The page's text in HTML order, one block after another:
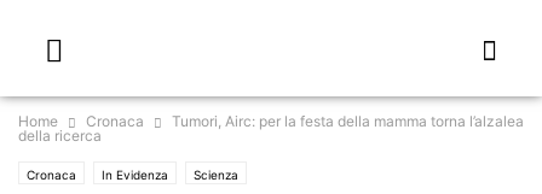
Home Cronaca
Tumori, Airc: per la festa della mamma torna l’alzalea
della ricerca
Cronaca In Evidenza Scienza